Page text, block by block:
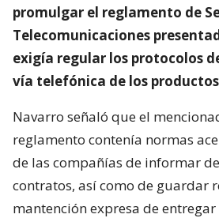
promulgar el reglamento de
Telecomunicaciones
exigía regular los protocolos
vía telefónica de los
Navarro señaló que el
reglamento contenía normas
de las compañías de informar
contratos, así como de guardar
mantención expresa de